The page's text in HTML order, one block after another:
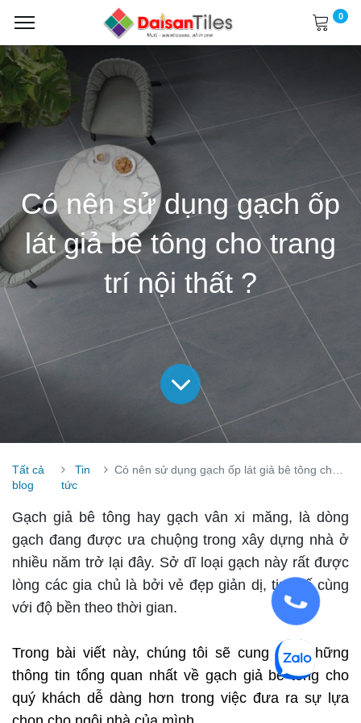
0
Có nên sử dụng gạch ốp
lát giả bê tông cho trang
trí nội thất ?
Tất cả
blog
Tin
tức
Có nên sử dụng gạch ốp lát giả bê tông cho trang trí nội thất ?
Gạch giả bê tông hay gạch vân xi măng, là dòng
gạch đang được ưa chuộng trong xây dựng nhà ở
nhiều năm trở lại đây. Sở dĩ loại gạch này rất được
lòng các gia chủ là bởi vẻ đẹp giản dị, tinh tế cùng
với độ bền theo thời gian.
Trong bài viết này, chúng tôi sẽ cung cấp những
thông tin tổng quan nhất về gạch giả bê tông cho
quý khách dễ dàng hơn trong việc đưa ra sự lựa